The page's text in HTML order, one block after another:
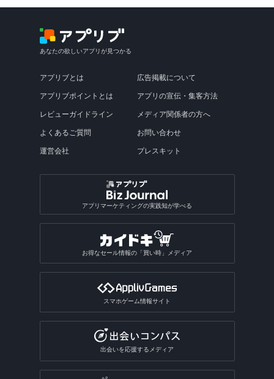
あなたの欲しいアプリが見つかる
アプリブとは
アプリブポイントとは
レビューガイドライン
よくあるご質問
運営会社
広告掲載について
アプリの宣伝・集客方法
メディア関係者の方へ
お問い合わせ
プレスキット
アプリマーケティングの実践知が学べる
お得なセール情報の「買い時」メディア
スマホゲーム情報サイト
出会いを応援するメディア